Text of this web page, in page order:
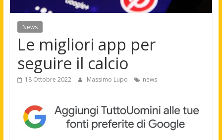
News
Le migliori app per
seguire il calcio
18 Ottobre 2022 Massimo Lupo news